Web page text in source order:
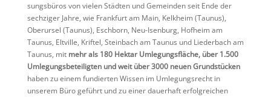
sungs­büros von vielen Städten und Gemeinden seit Ende der
sechziger Jahre, wie Frank­furt am Main, Kelkheim (Taunus),
Oberursel (Taunus), Eschborn, Neu-Isenburg, Hofheim am
Taunus, Eltville, Kriftel, Stein­bach am Taunus und Lieder­bach am
Taunus, mit mehr als 180 Hektar Umlegungs­fläche, über 1.500
Umlegungs­be­tei­ligten und weit über 3000 neuen Grund­stü­cken
haben zu einem fundierten Wissen im Umlegungs­recht in
unserem Büro geführt und zu einer dauer­haft erfolg­rei­chen